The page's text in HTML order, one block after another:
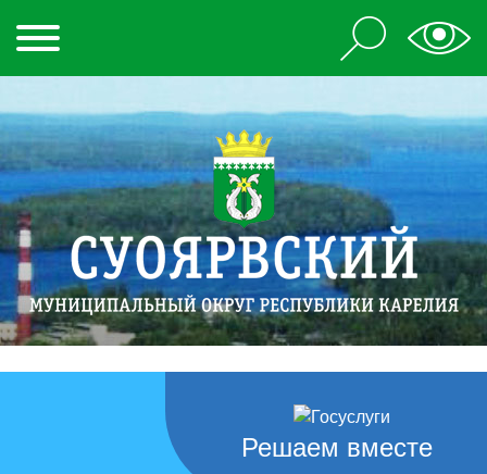
Решаем вместе